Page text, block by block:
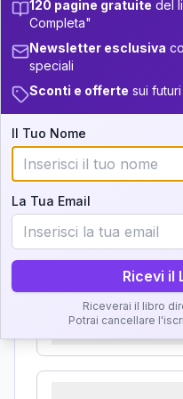
Analisi,
Clicca su ogni zona
Importanza:
Karma
Importanza:
120 pagine gratuite del
Completa"
Newsletter esclusiva
speciali
Sconti e offerte sui
Il Tuo Nome
La Tua Email
Ricevi il
Riceverai il libro
Potrai cancellare